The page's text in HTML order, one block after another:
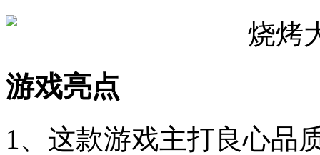
游戏亮点
1、这款游戏主打良心品